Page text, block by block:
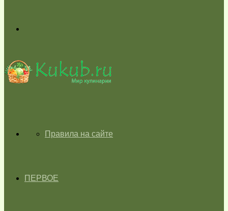
skin
ГЛАВНАЯПравила на сайте
ПЕРВОЕ